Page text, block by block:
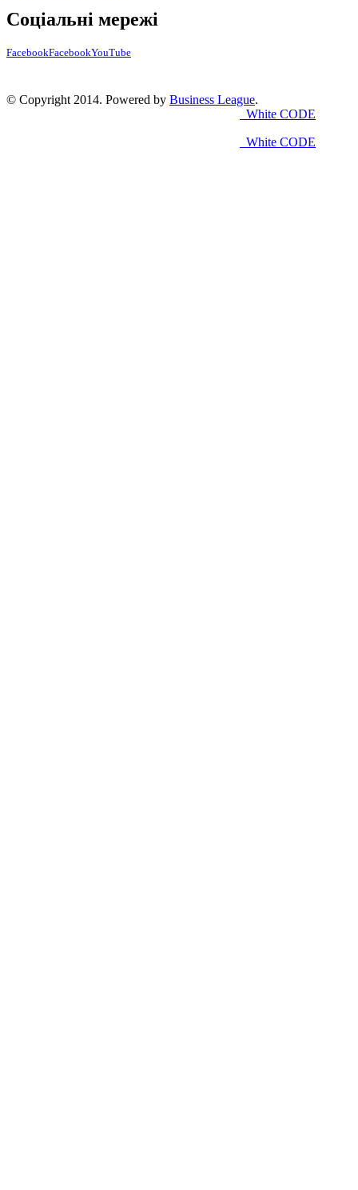
Соціальні мережі
FacebookFacebookYouTube
© Copyright 2014. Powered by Business League.
White CODE
White CODE